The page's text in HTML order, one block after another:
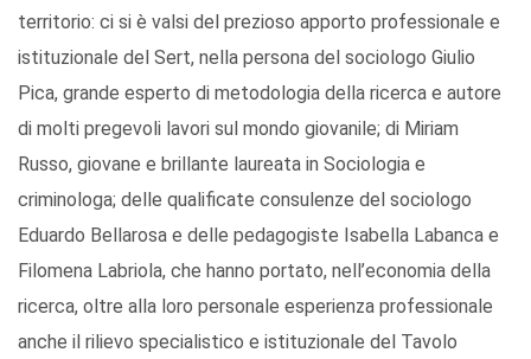
territorio: ci si è valsi del prezioso apporto professionale e
istituzionale del Sert, nella persona del sociologo Giulio
Pica, grande esperto di metodologia della ricerca e autore
di molti pregevoli lavori sul mondo giovanile; di Miriam
Russo, giovane e brillante laureata in Sociologia e
criminologa; delle qualificate consulenze del sociologo
Eduardo Bellarosa e delle pedagogiste Isabella Labanca e
Filomena Labriola, che hanno portato, nell’economia della
ricerca, oltre alla loro personale esperienza professionale
anche il rilievo specialistico e istituzionale del Tavolo